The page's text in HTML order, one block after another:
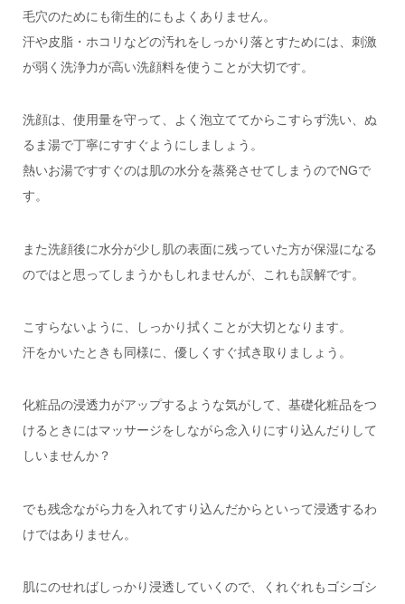
毛穴のためにも衛生的にもよくありません。
汗や皮脂・ホコリなどの汚れをしっかり落とすためには、刺激
が弱く洗浄力が高い洗顔料を使うことが大切です。
洗顔は、使用量を守って、よく泡立ててからこすらず洗い、ぬ
るま湯で丁寧にすすぐようにしましょう。
熱いお湯ですすぐのは肌の水分を蒸発させてしまうのでNGで
す。
また洗顔後に水分が少し肌の表面に残っていた方が保湿になる
のではと思ってしまうかもしれませんが、これも誤解です。
こすらないように、しっかり拭くことが大切となります。
汗をかいたときも同様に、優しくすぐ拭き取りましょう。
化粧品の浸透力がアップするような気がして、基礎化粧品をつ
けるときにはマッサージをしながら念入りにすり込んだりして
しいませんか？
でも残念ながら力を入れてすり込んだからといって浸透するわ
けではありません。
肌にのせればしっかり浸透していくので、くれぐれもゴシゴシ